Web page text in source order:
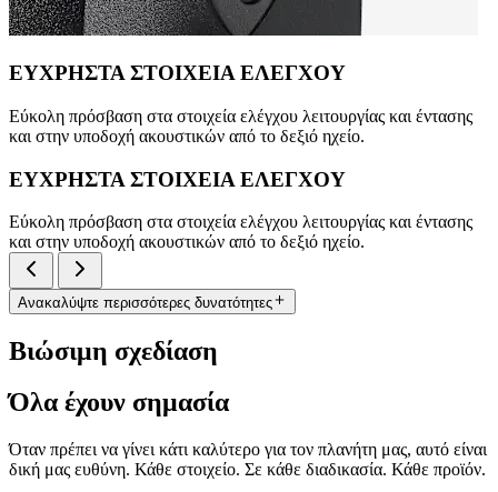
ΕΥΧΡΗΣΤΑ ΣΤΟΙΧΕΙΑ ΕΛΕΓΧΟΥ
Εύκολη πρόσβαση στα στοιχεία ελέγχου λειτουργίας και έντασης
και στην υποδοχή ακουστικών από το δεξιό ηχείο.
ΕΥΧΡΗΣΤΑ ΣΤΟΙΧΕΙΑ ΕΛΕΓΧΟΥ
Εύκολη πρόσβαση στα στοιχεία ελέγχου λειτουργίας και έντασης
και στην υποδοχή ακουστικών από το δεξιό ηχείο.
Ανακαλύψτε περισσότερες δυνατότητες
Βιώσιμη σχεδίαση
Όλα έχουν σημασία
Όταν πρέπει να γίνει κάτι καλύτερο για τον πλανήτη μας, αυτό είναι
δική μας ευθύνη. Κάθε στοιχείο. Σε κάθε διαδικασία. Κάθε προϊόν.